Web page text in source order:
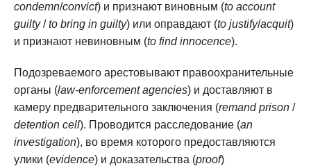
condemn/convict) и признают виновным (to account
guilty/to bring in guilty) или оправдают (to justify/acquit)
и признают невиновным (to find innocence).
Подозреваемого арестовывают правоохранительные
органы (law-enforcement agencies) и доставляют в
камеру предварительного заключения (remand prison /
detention cell). Проводится расследование (an
investigation), во время которого предоставляются
улики (evidence) и доказательства (proof)